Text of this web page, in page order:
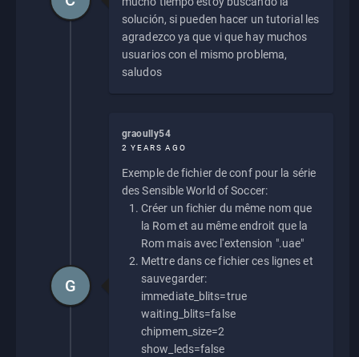
solución, si pueden hacer un tutorial les
agradezco ya que vi que hay muchos
usuarios con el mismo problema,
saludos
graoully54
2 YEARS AGO
Exemple de fichier de conf pour la série
des Sensible World of Soccer:
Créer un fichier du même nom que
la Rom et au même endroit que la
Rom mais avec l'extension ".uae"
Mettre dans ce fichier ces lignes et
sauvegarder:
immediate_blits=true
waiting_blits=false
chipmem_size=2
show_leds=false
G